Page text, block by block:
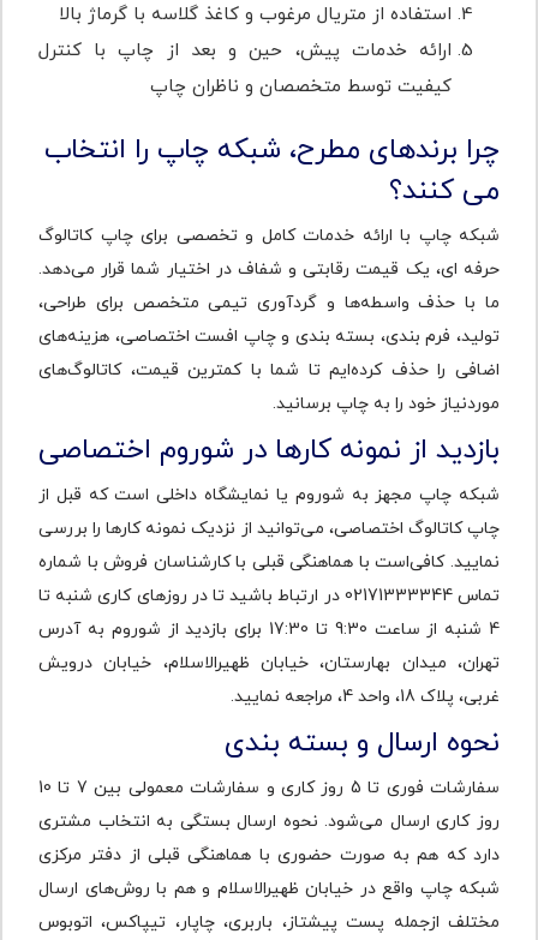
استفاده از متریال مرغوب و کاغذ گلاسه با گرماژ بالا
ارائه خدمات پیش، حین و بعد از چاپ با کنترل
کیفیت توسط متخصصان و ناظران چاپ
چرا برندهای مطرح، شبکه چاپ را انتخاب
می‌ کنند؟
شبکه چاپ با ارائه خدمات کامل و تخصصی برای چاپ کاتالوگ
حرفه ای، یک قیمت رقابتی و شفاف در اختیار شما قرار می‌دهد.
ما با حذف واسطه‌ها و گردآوری تیمی متخصص برای طراحی،
تولید، فرم بندی، بسته بندی و چاپ افست اختصاصی، هزینه‌های
اضافی را حذف کرده‌ایم تا شما با کمترین قیمت، کاتالوگ‌های
موردنیاز خود را به چاپ برسانید.
بازدید از نمونه کارها در شوروم اختصاصی
شبکه چاپ مجهز به شوروم یا نمایشگاه داخلی است که قبل از
چاپ کاتالوگ اختصاصی، می‌توانید از نزدیک نمونه کارها را بررسی
نمایید. کافی‌است با هماهنگی قبلی با کارشناسان فروش با شماره
تماس 02171333344 در ارتباط باشید تا در روزهای کاری شنبه تا
4 شنبه از ساعت 9:30 تا 17:30 برای بازدید از شوروم به آدرس
تهران، میدان بهارستان، خیابان ظهیرالاسلام، خیابان درویش
غربی، پلاک 18، واحد 4، مراجعه نمایید.
نحوه ارسال و بسته بندی
سفارشات فوری تا 5 روز کاری و سفارشات معمولی بین 7 تا 10
روز کاری ارسال می‌شود. نحوه ارسال بستگی به انتخاب مشتری
دارد که هم به صورت حضوری با هماهنگی قبلی از دفتر مرکزی
شبکه چاپ واقع در خیابان ظهیرالاسلام و هم با روش‌های ارسال
مختلف ازجمله پست پیشتاز، باربری، چاپار، تیپاکس، اتوبوس